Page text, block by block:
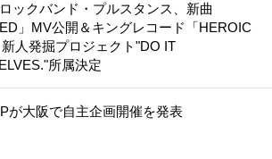
ックバンド・プルスタンス、新曲
」MV公開＆キングレコード「HEROIC
新人発掘プロジェクト"DO IT
所属決定
が大阪で自主企画開催を発表